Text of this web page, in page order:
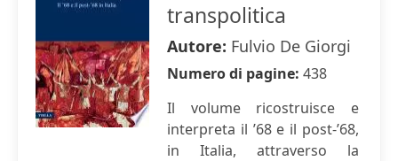
transpolitica
Autore: Fulvio De Giorgi
Numero di pagine: 438
Il volume ricostruisce e
interpreta il ’68 e il post-’68,
in Italia, attraverso la